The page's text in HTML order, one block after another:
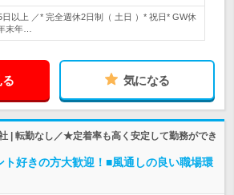
日以上 ／* 完全週休2日制（ 土日 ）* 祝日* GW休
末年…
気になる
| 転勤なし／★定着率も高く安定して勤務ができ
ト好きの方大歓迎！■風通しの良い職場環